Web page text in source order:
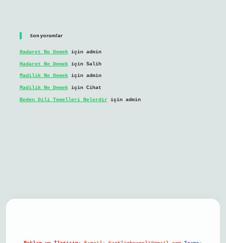
Son yorumlar
Hadaret Ne Demekiçin admin
Hadaret Ne Demekiçin Salih
Madilik Ne Demekiçin admin
Madilik Ne Demekiçin Cihat
Beden Dili Temelleri Nelerdiriçin admin